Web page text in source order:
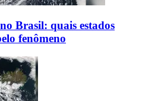
Brasil: quais estados
fenômeno